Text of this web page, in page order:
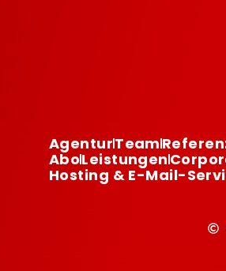
AgenturTeam
AboLeistungen
Hosting & E-Mail-